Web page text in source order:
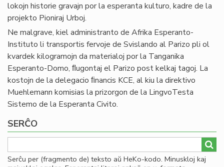
lokojn historie gravajn por la esperanta kulturo, kadre de la
projekto Pioniraj Urboj.
Ne malgrave, kiel administranto de Afrika Esperanto-
Instituto li transportis fervoje de Svislando al Parizo pli ol
kvardek kilogramojn da materialoj por la Tanganika
Esperanto-Domo, ﬂugontaj el Parizo post kelkaj tagoj. La
kostojn de la delegacio ﬁnancis KCE, al kiu la direktivo
Muehlemann komisias la prizorgon de la LingvoTesta
Sistemo de la Esperanta Civito.
SERĈO
Serĉu per (fragmento de) teksto aŭ HeKo-kodo. Minuskloj kaj